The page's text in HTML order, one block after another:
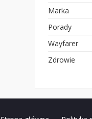
Marka
Porady
Wayfarer
Zdrowie